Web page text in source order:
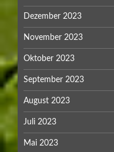
Dezember 2023
November 2023
Oktober 2023
September 2023
August 2023
Juli 2023
Mai 2023